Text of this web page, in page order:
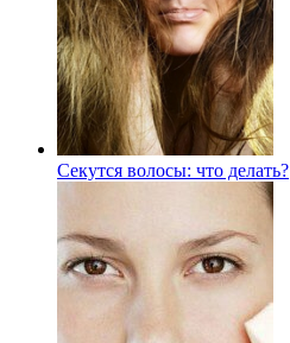
Секутся волосы: что делать?